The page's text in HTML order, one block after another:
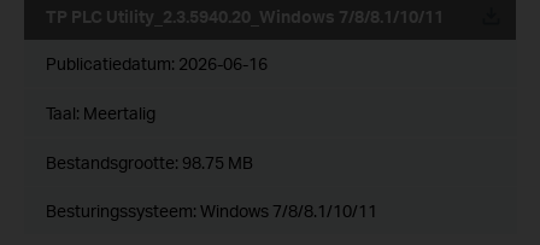
TP PLC Utility_2.3.5940.20_Windows 7/8/8.1/10/11
Publicatiedatum: 2026-06-16
Taal: Meertalig
Bestandsgrootte: 98.75 MB
Besturingssysteem: Windows 7/8/8.1/10/11